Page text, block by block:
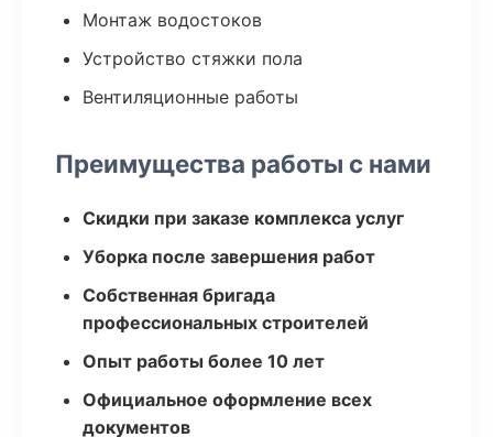
Монтаж водостоков
Устройство стяжки пола
Вентиляционные работы
Преимущества работы с нами
Скидки при заказе комплекса услуг
Уборка после завершения работ
Собственная бригада
профессиональных строителей
Опыт работы более 10 лет
Официальное оформление всех
документов